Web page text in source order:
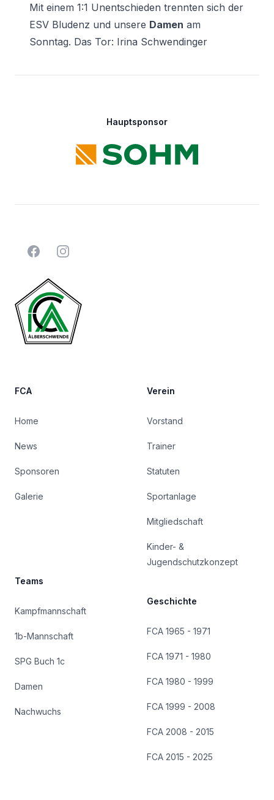
Mit einem 1:1 Unentschieden trennten sich der
ESV Bludenz und unsere Damen am
Sonntag. Das Tor: Irina Schwendinger
Hauptsponsor
FacebookInstagram
FCA
Home
News
Sponsoren
Galerie
Teams
Kampfmannschaft
1b-Mannschaft
SPG Buch 1c
Damen
Nachwuchs
Verein
Vorstand
Trainer
Statuten
Sportanlage
Mitgliedschaft
Kinder- &
Jugendschutzkonzept
Geschichte
FCA 1965 - 1971
FCA 1971 - 1980
FCA 1980 - 1999
FCA 1999 - 2008
FCA 2008 - 2015
FCA 2015 - 2025